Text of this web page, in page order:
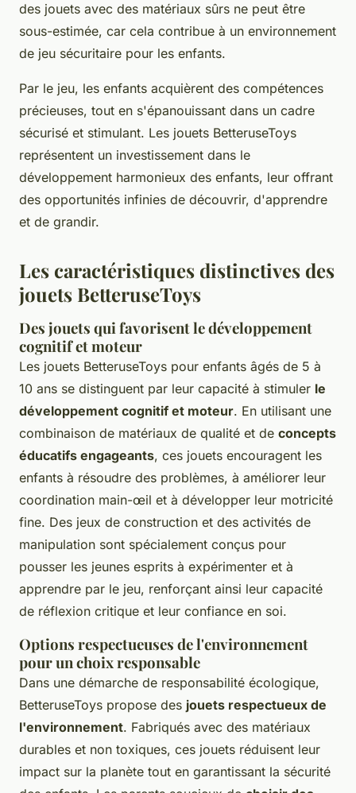
des jouets avec des matériaux sûrs ne peut être
sous-estimée, car cela contribue à un environnement
de jeu sécuritaire pour les enfants.
Par le jeu, les enfants acquièrent des compétences
précieuses, tout en s'épanouissant dans un cadre
sécurisé et stimulant. Les jouets BetteruseToys
représentent un investissement dans le
développement harmonieux des enfants, leur offrant
des opportunités infinies de découvrir, d'apprendre
et de grandir.
Les caractéristiques distinctives des
jouets BetteruseToys
Des jouets qui favorisent le développement
cognitif et moteur
Les jouets BetteruseToys pour enfants âgés de 5 à
10 ans se distinguent par leur capacité à stimuler le
développement cognitif et moteur. En utilisant une
combinaison de matériaux de qualité et de concepts
éducatifs engageants, ces jouets encouragent les
enfants à résoudre des problèmes, à améliorer leur
coordination main-œil et à développer leur motricité
fine. Des jeux de construction et des activités de
manipulation sont spécialement conçus pour
pousser les jeunes esprits à expérimenter et à
apprendre par le jeu, renforçant ainsi leur capacité
de réflexion critique et leur confiance en soi.
Options respectueuses de l'environnement
pour un choix responsable
Dans une démarche de responsabilité écologique,
BetteruseToys propose des jouets respectueux de
l'environnement. Fabriqués avec des matériaux
durables et non toxiques, ces jouets réduisent leur
impact sur la planète tout en garantissant la sécurité